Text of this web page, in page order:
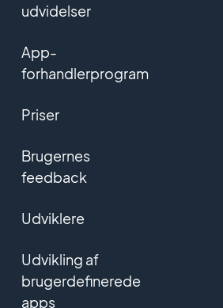
udvidelser
App-
forhandlerprogram
Priser
Brugernes
feedback
Udviklere
Udvikling af
brugerdefinerede
apps